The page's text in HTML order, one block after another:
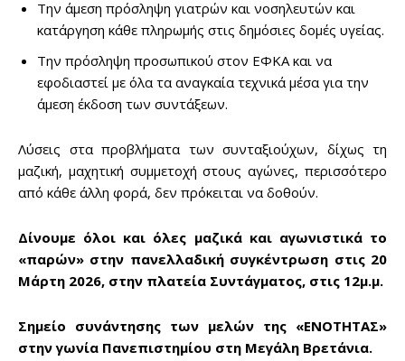
Την άμεση πρόσληψη γιατρών και νοσηλευτών και
κατάργηση κάθε πληρωμής στις δημόσιες δομές υγείας.
Την πρόσληψη προσωπικού στον ΕΦΚΑ και να
εφοδιαστεί με όλα τα αναγκαία τεχνικά μέσα για την
άμεση έκδοση των συντάξεων.
Λύσεις στα προβλήματα των συνταξιούχων, δίχως τη
μαζική, μαχητική συμμετοχή στους αγώνες, περισσότερο
από κάθε άλλη φορά, δεν πρόκειται να δοθούν.
Δίνουμε όλοι και όλες μαζικά και αγωνιστικά το
«παρών» στην πανελλαδική συγκέντρωση στις 20
Μάρτη 2026, στην πλατεία Συντάγματος, στις 12μ.μ.
Σημείο συνάντησης των μελών της «ΕΝΟΤΗΤΑΣ»
στην γωνία Πανεπιστημίου στη Μεγάλη Βρετάνια.